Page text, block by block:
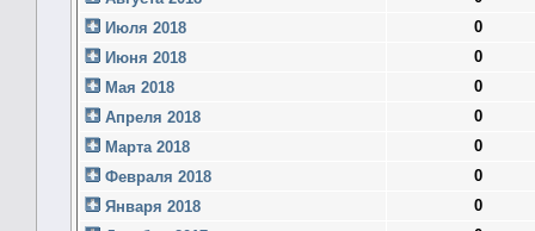
Июля 2018
0
Июня 2018
0
Мая 2018
0
Апреля 2018
0
Марта 2018
0
Февраля 2018
0
Января 2018
0